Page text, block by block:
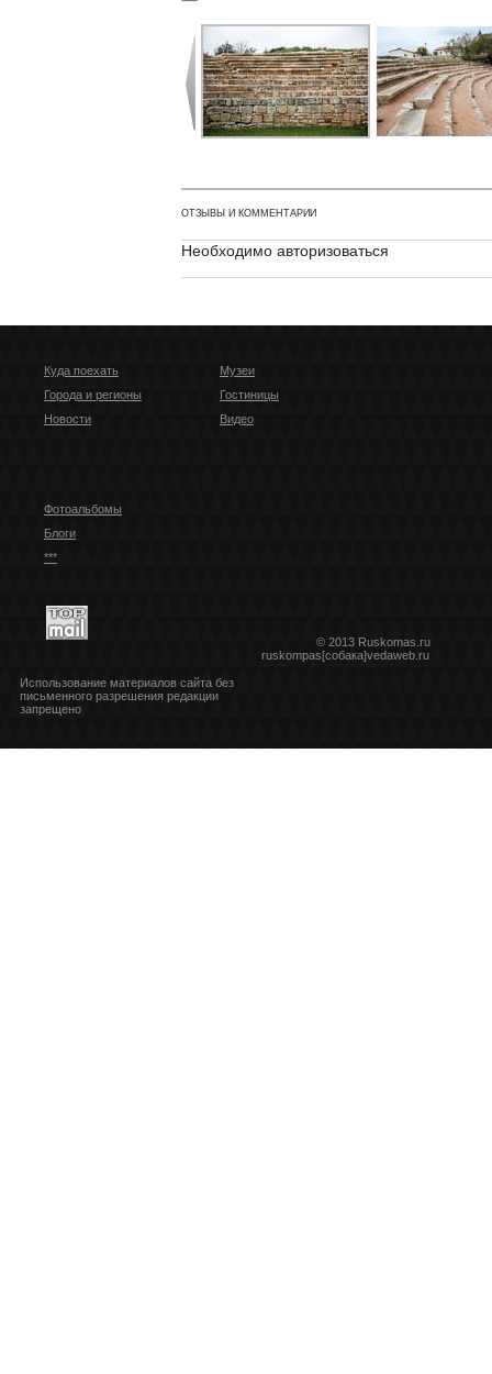
ОТЗЫВЫ И КОММЕНТАРИИ
Необходимо авторизоваться
Куда поехать
Города и регионы
Новости
Музеи
Гостиницы
Видео
Фотоальбомы
Блоги
***
© 2013 Ruskomas.ru
ruskompas[собака]vedaweb.ru
Использование материалов сайта без
письменного разрешения редакции
запрещено